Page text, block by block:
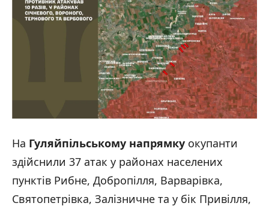
На Гуляйпільському напрямку окупанти
здійснили 37 атак у районах населених
пунктів Рибне, Добропілля, Варварівка,
Святопетрівка, Залізничне та у бік Привілля,